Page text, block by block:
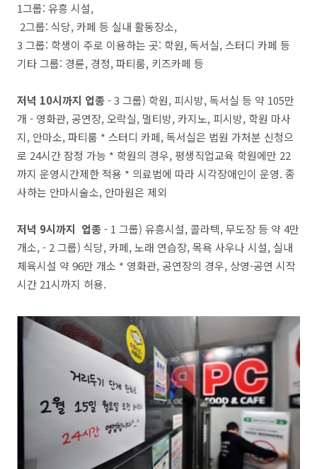
1그룹: 유흥 시설,
2그룹: 식당, 카페 등 실내 활동장소,
3 그룹: 학생이 주로 이용하는 곳: 학원, 독서실, 스터디 카페 등
기타 그룹: 경륜, 경정, 파티룸, 키즈카페 등
저녁 10시까지 업종- 3 그룹) 학원, 피시방, 독서실 등 약 105만
개 - 영화관, 공연장, 오락실, 멀티방, 카지노, 피시방, 학원 마사
지, 안마소, 파티룸 * 스터디 카페, 독서실은 법원 가처분 신청으
로 24시간 잠정 가능 * 학원의 경우, 평생직업교육 학원에만 22
까지 운영시간제한 적용 * 의료법에 따라 시각장애인이 운영. 종
사하는 안마시술소, 안마원은 제외
저녁 9시까지 업종- 1 그룹) 유흥시설, 콜라텍, 무도장 등 약 4만
개소, - 2 그룹) 식당, 카페, 노래 연습장, 목욕 사우나 시설, 실내
체육시설 약 96만 개소 * 영화관, 공연장의 경우, 상영-공연 시작
시간 21시까지 허용.